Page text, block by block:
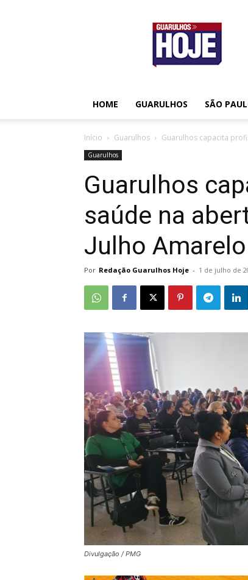
Guarulhos
Hoje
HOME GUARULHOS SÃO
Início Guarulhos Guarulhos capacita
Guarulhos
Guarulhos
saúde na
Julho Amarelo
Por Redação Guarulhos Hoje - 1 de julho de
Divulgação / PMG